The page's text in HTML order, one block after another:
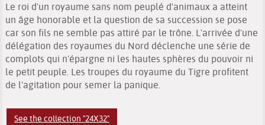
Le roi d'un royaume sans nom peuplé d'animaux a atteint
un âge honorable et la question de sa succession se pose
car son fils ne semble pas attiré par le trône. L'arrivée d'une
délégation des royaumes du Nord déclenche une série de
complots qui n'épargne ni les hautes sphères du pouvoir ni
le petit peuple. Les troupes du royaume du Tigre profitent
de l'agitation pour semer la panique.
See the collection "24X32"